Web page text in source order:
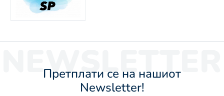
NEWSLETTER
Претплати се на нашиот
Newsletter!